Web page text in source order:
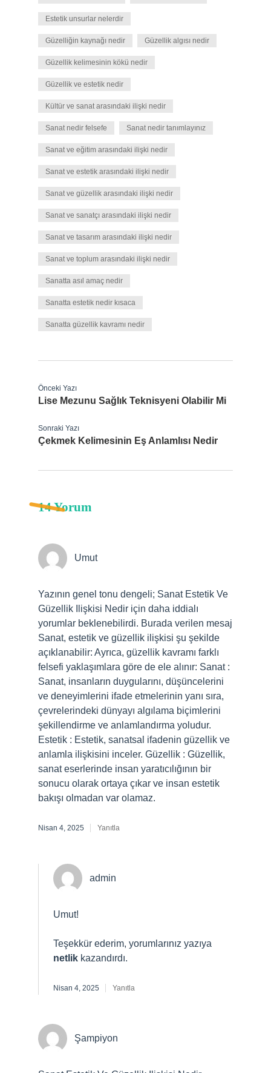
Estetik unsurlar nelerdir
Güzelliğin kaynağı nedir Güzellik algısı nedir
Güzellik kelimesinin kökü nedir
Güzellik ve estetik nedir
Kültür ve sanat arasındaki ilişki nedir
Sanat nedir felsefe Sanat nedir tanımlayınız
Sanat ve eğitim arasındaki ilişki nedir
Sanat ve estetik arasındaki ilişki nedir
Sanat ve güzellik arasındaki ilişki nedir
Sanat ve sanatçı arasındaki ilişki nedir
Sanat ve tasarım arasındaki ilişki nedir
Sanat ve toplum arasındaki ilişki nedir
Sanatta asıl amaç nedir
Sanatta estetik nedir kısaca
Sanatta güzellik kavramı nedir
Önceki Yazı
Lise Mezunu Sağlık Teknisyeni Olabilir Mi
Sonraki Yazı
Çekmek Kelimesinin Eş Anlamlısı Nedir
14 Yorum
Umut
Yazının genel tonu dengeli; Sanat Estetik Ve
Güzellik Ilişkisi Nedir için daha iddialı
yorumlar beklenebilirdi. Burada verilen mesaj
Sanat, estetik ve güzellik ilişkisi şu şekilde
açıklanabilir: Ayrıca, güzellik kavramı farklı
felsefi yaklaşımlara göre de ele alınır: Sanat :
Sanat, insanların duygularını, düşüncelerini
ve deneyimlerini ifade etmelerinin yanı sıra,
çevrelerindeki dünyayı algılama biçimlerini
şekillendirme ve anlamlandırma yoludur.
Estetik : Estetik, sanatsal ifadenin güzellik ve
anlamla ilişkisini inceler. Güzellik : Güzellik,
sanat eserlerinde insan yaratıcılığının bir
sonucu olarak ortaya çıkar ve insan estetik
bakışı olmadan var olamaz.
Nisan 4, 2025 Yanıtla
admin
Umut!
Teşekkür ederim, yorumlarınız yazıya
netlik kazandırdı.
Nisan 4, 2025 Yanıtla
Şampiyon